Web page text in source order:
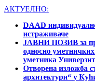
АКТУЕЛНО:
DAAD
истраживаче
ЈАВНИ ПОЗИВ за
односно
уметника
Отворена изложба
архитектури“ у